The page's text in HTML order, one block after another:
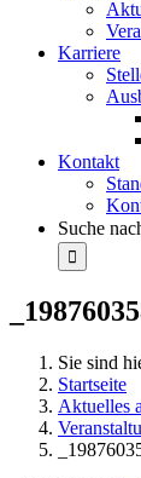
Karriere
Kontakt
Suche
Sie sind
Startseite
Aktuelles